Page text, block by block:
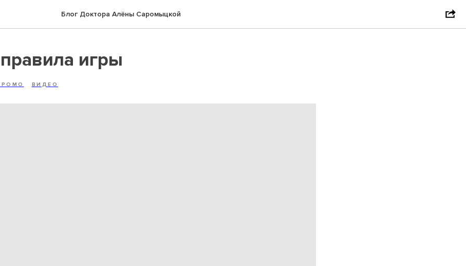
Блог Доктора Алёны Саромыцкой
игры
ВИДЕО